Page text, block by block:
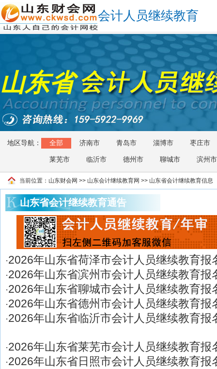
会计人员继续教育
山东省
地区导航： 全部 济南市 青岛市 淄博市 枣庄市
莱芜市 临沂市 德州市 聊城市 滨州市
当前位置： 山东财会网 >> 山东会计继续教育网 >> 山东省会计继续教育信息
山东省会计继续教育通告
·2026年山东省荷泽市会计人员继续教育报
·2026年山东省滨州市会计人员继续教育报
·2026年山东省聊城市会计人员继续教育报
·2026年山东省德州市会计人员继续教育报
·2026年山东省临沂市会计人员继续教育报
·2026年山东省莱芜市会计人员继续教育报
·2026年山东省日照市会计人员继续教育报